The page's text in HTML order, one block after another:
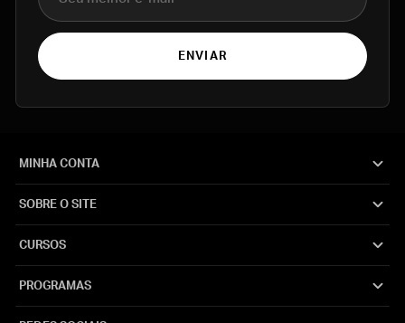
ENVIAR
MINHA CONTA
SOBRE O SITE
CURSOS
PROGRAMAS